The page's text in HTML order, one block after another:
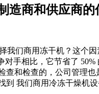
造商和供应商
我们商用冻干机？这个
手相比，它节省了
查和检查的，公司管理
到 我们商用冷冻干燥机